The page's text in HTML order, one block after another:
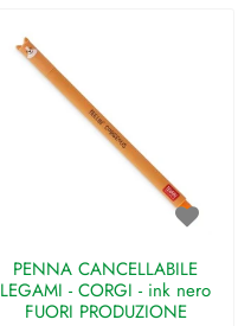
PENNA CANCELLABILE
LEGAMI - CORGI - ink nero
FUORI PRODUZIONE